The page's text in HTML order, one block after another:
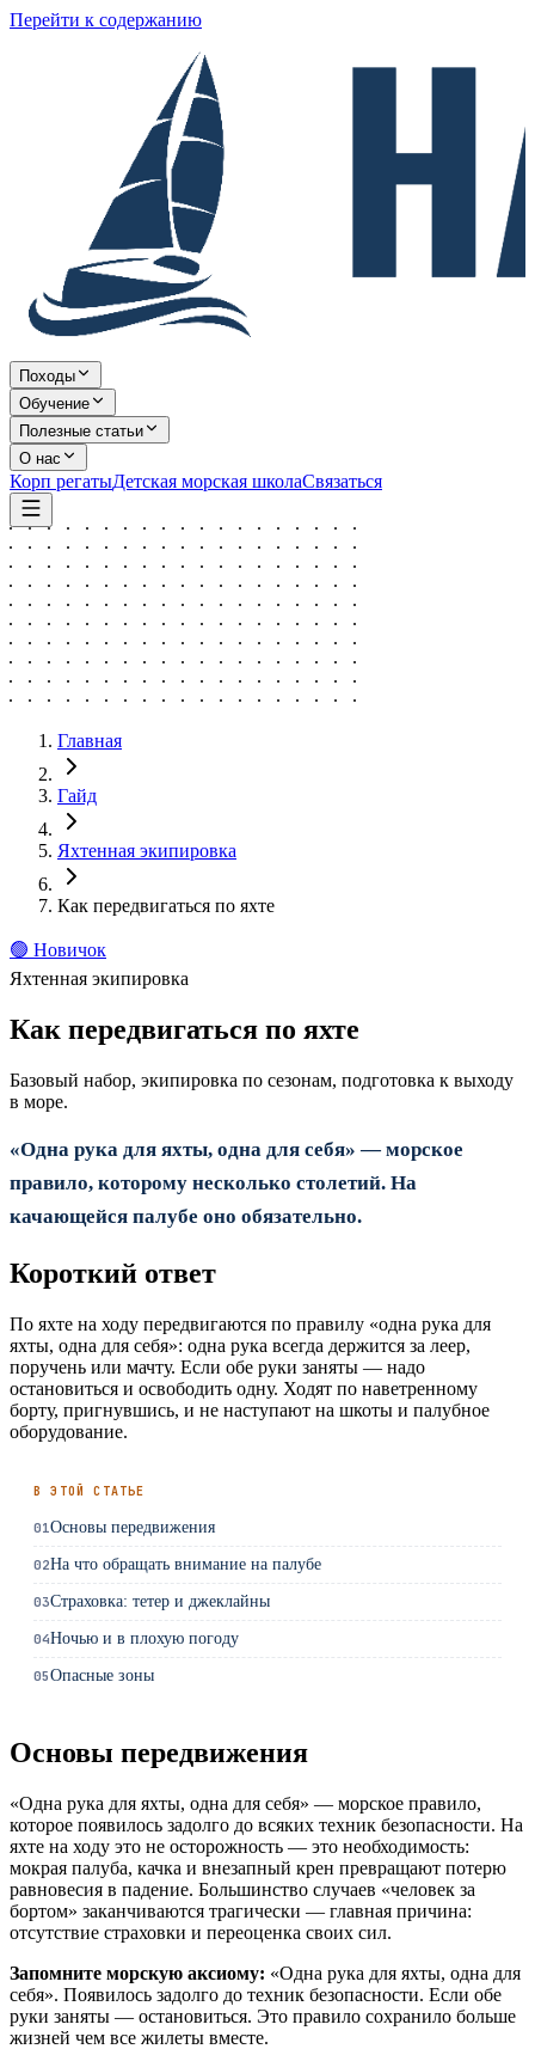
Перейти к содержанию
Походы
Обучение
Полезные статьи
О нас
Корп регатыДетская морская школаСвязаться
Главная
Гайд
Яхтенная экипировка
Как передвигаться по яхте
🟢 Новичок
Яхтенная экипировка
Как передвигаться по яхте
Базовый набор, экипировка по сезонам, подготовка к выходу
в море.
«Одна рука для яхты, одна для себя» — морское
правило, которому несколько столетий. На
качающейся палубе оно обязательно.
Короткий ответ
По яхте на ходу передвигаются по правилу «одна рука для
яхты, одна для себя»: одна рука всегда держится за леер,
поручень или мачту. Если обе руки заняты — надо
остановиться и освободить одну. Ходят по наветренному
борту, пригнувшись, и не наступают на шкоты и палубное
оборудование.
В ЭТОЙ СТАТЬЕ
01Основы передвижения
02На что обращать внимание на палубе
03Страховка: тетер и джеклайны
04Ночью и в плохую погоду
05Опасные зоны
Основы передвижения
«Одна рука для яхты, одна для себя» — морское правило,
которое появилось задолго до всяких техник безопасности. На
яхте на ходу это не осторожность — это необходимость:
мокрая палуба, качка и внезапный крен превращают потерю
равновесия в падение. Большинство случаев «человек за
бортом» заканчиваются трагически — главная причина:
отсутствие страховки и переоценка своих сил.
Запомните морскую аксиому: «Одна рука для яхты, одна для
себя». Появилось задолго до техник безопасности. Если обе
руки заняты — остановиться. Это правило сохранило больше
жизней чем все жилеты вместе.